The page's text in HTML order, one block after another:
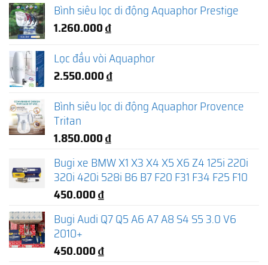
Bình siêu lọc di động Aquaphor Prestige
1.260.000₫
Lọc đầu vòi Aquaphor
2.550.000₫
Bình siêu lọc di động Aquaphor Provence
Tritan
1.850.000₫
Bugi xe BMW X1 X3 X4 X5 X6 Z4 125i 220i
320i 420i 528i B6 B7 F20 F31 F34 F25 F10
450.000₫
Bugi Audi Q7 Q5 A6 A7 A8 S4 S5 3.0 V6
2010+
450.000₫